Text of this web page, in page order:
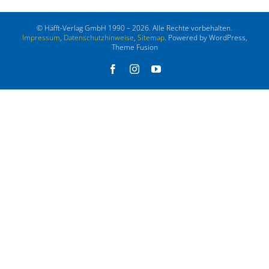
© Häfft-Verlag GmbH 1990 – 2026. Alle Rechte vorbehalten.
Impressum, Datenschutzhinweise, Sitemap. Powered by WordPress,
Theme Fusion
FacebookInstagramYouTube